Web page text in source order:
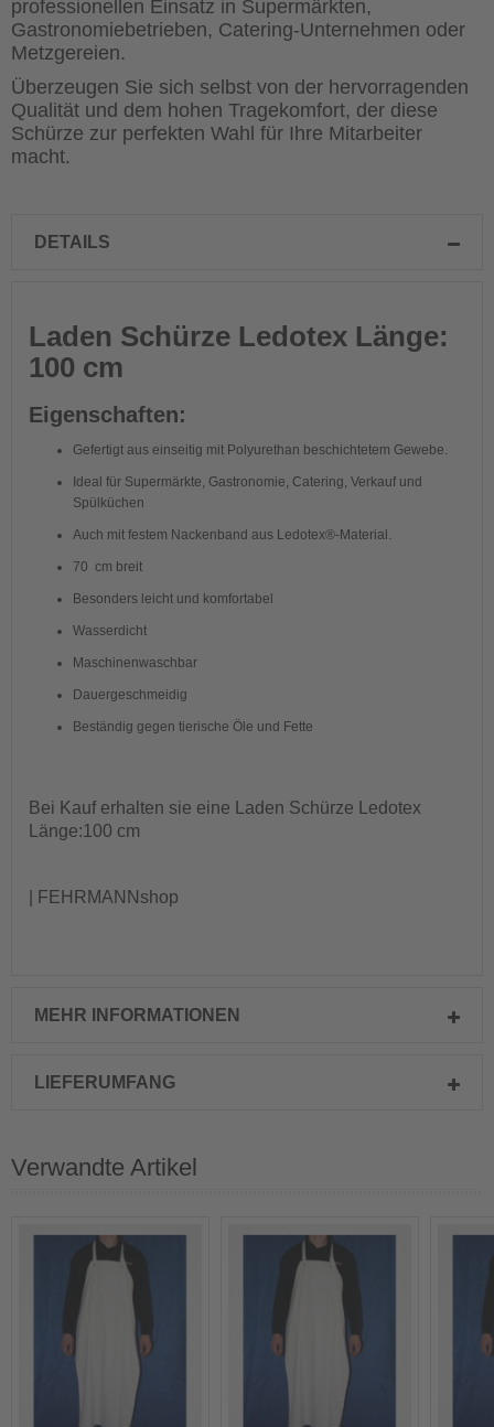
professionellen Einsatz in Supermärkten,
Gastronomiebetrieben, Catering-Unternehmen oder
Metzgereien.
Überzeugen Sie sich selbst von der hervorragenden
Qualität und dem hohen Tragekomfort, der diese
Schürze zur perfekten Wahl für Ihre Mitarbeiter
macht.
DETAILS
Laden Schürze Ledotex Länge:
100 cm
Eigenschaften:
Gefertigt aus einseitig mit Polyurethan beschichtetem Gewebe.
Ideal für Supermärkte, Gastronomie, Catering, Verkauf und
Spülküchen
Auch mit festem Nackenband aus Ledotex®-Material.
70 cm breit
Besonders leicht und komfortabel
Wasserdicht
Maschinenwaschbar
Dauergeschmeidig
Beständig gegen tierische Öle und Fette
Bei Kauf erhalten sie eine Laden Schürze Ledotex
Länge:100 cm
| FEHRMANNshop
MEHR INFORMATIONEN
LIEFERUMFANG
Verwandte Artikel